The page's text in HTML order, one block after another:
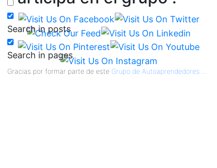
Search in posts
Search in pages
Gracias por formar parte de este Grupo de Autoaprendedores